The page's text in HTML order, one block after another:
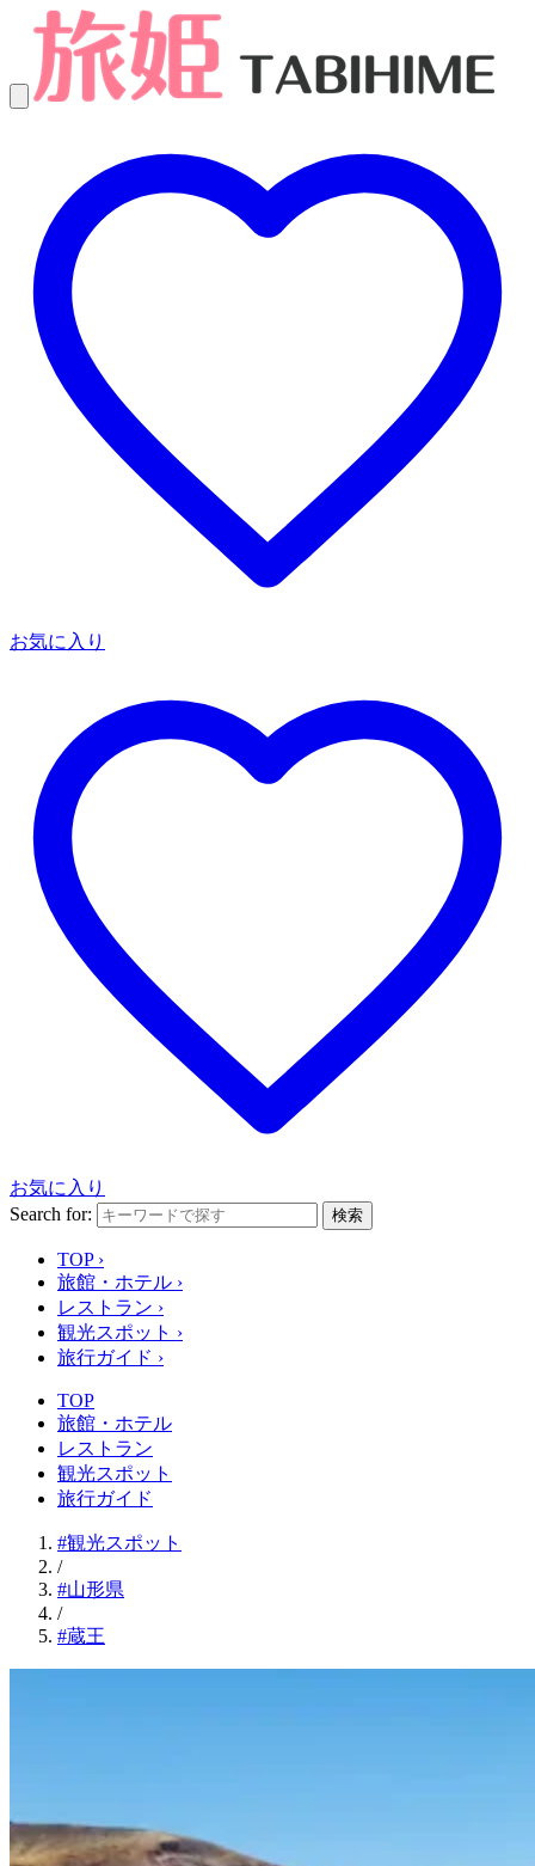
お気に入り
お気に入り
Search for:
検索
TOP ›
旅館・ホテル ›
レストラン ›
観光スポット ›
旅行ガイド ›
TOP
旅館・ホテル
レストラン
観光スポット
旅行ガイド
#観光スポット
/
#山形県
/
#蔵王